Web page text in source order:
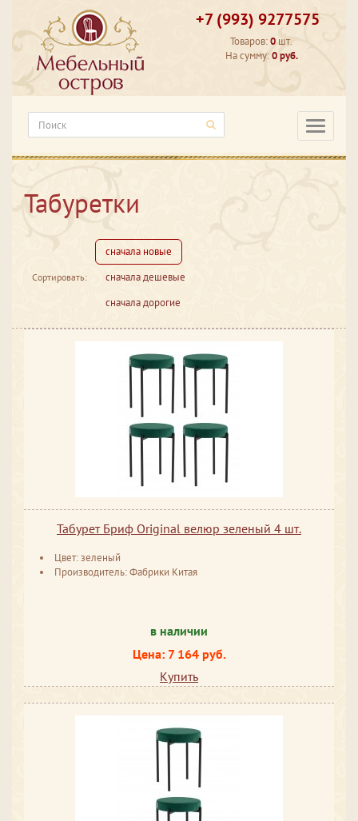
+7 (993) 9277575
Товаров:0 шт.
На сумму:0 руб.
Табуретки
Сортировать:
сначала новые
сначала дешевые
сначала дорогие
Табурет Бриф Original велюр зеленый 4 шт.
Цвет: зеленый
Производитель: Фабрики Китая
в наличии
Цена: 7 164 руб.
Купить